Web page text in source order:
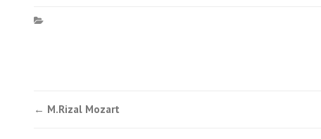
Post
← M.Rizal Mozart